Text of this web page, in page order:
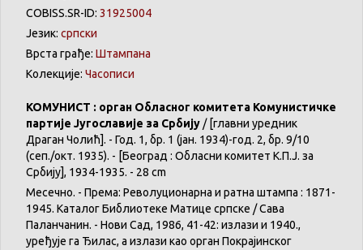
COBISS.SR-ID: 31925004
Језик: српски
Врста грађе: Штампана
Колекције: Часописи
КОМУНИСТ : орган Обласног комитета Комунистичке
партије Југославије за Србију / [главни уредник
Драган Чолић]. - Год. 1, бр. 1 (јан. 1934)-год. 2, бр. 9/10
(сеп./окт. 1935). - [Београд : Обласни комитет К.П.Ј. за
Србију], 1934-1935. - 28 cm
Месечно. - Према: Револуционарна и ратна штампа : 1871-
1945. Каталог Библиотеке Матице српске / Сава
Паланчанин. - Нови Сад, 1986, 41-42: излази и 1940.,
уређује га Ђилас, а излази као орган Покрајинског